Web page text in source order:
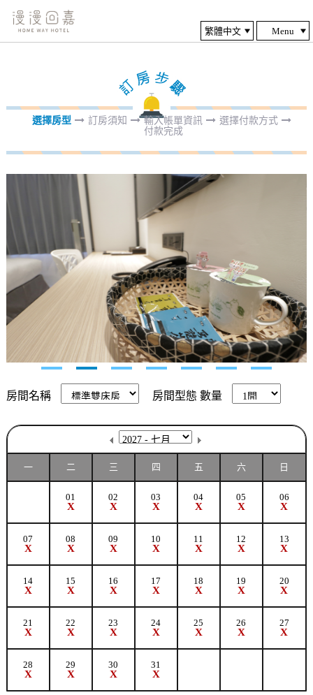
Menu
選擇房型 訂房須知 輸入帳單資訊
選擇付款方式
付款完成
房間名稱 房間型態 數量
一 二 三 四 五 六 日
01
X
02
X
03
X
04
X
05
X
06
X
07
X
08
X
09
X
10
X
11
X
12
X
13
X
14
X
15
X
16
X
17
X
18
X
19
X
20
X
21
X
22
X
23
X
24
X
25
X
26
X
27
X
28
X
29
X
30
X
31
X